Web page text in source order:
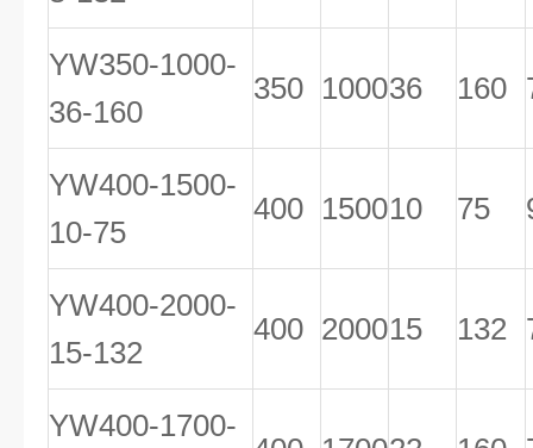
YW350-1000-
36-160
350 100036 160
YW400-1500-
10-75
400 150010 75
YW400-2000-
15-132
400 200015 132
YW400-1700-